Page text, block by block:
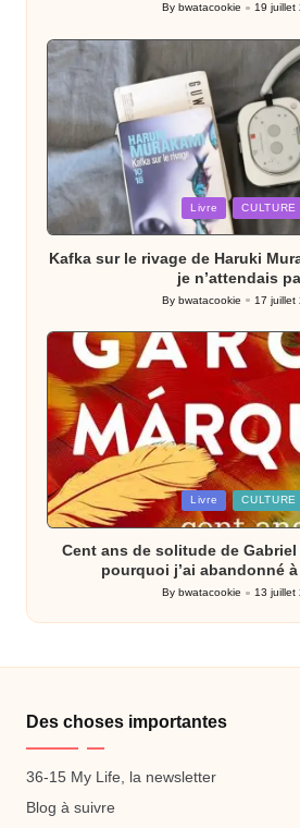
Posted
By bwatacookie 19 juillet
Posted
Livre CULTURE
Kafka sur le rivage de Haruki
je n’attendais
Posted
By bwatacookie 17 juillet
Posted
in
Livre CULTURE
Cent ans de solitude de Gabriel
pourquoi j’ai abandonné
Posted
by
By bwatacookie 13 juillet
Des choses importantes
36-15 My Life, la newsletter
Blog à suivre